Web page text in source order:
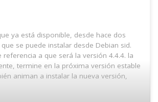
ya está disponible, desde hace dos
que se puede instalar desde Debian sid.
referencia a que será la versión 4.4.4. la
termine en la próxima versión estable
animan a instalar la nueva versión,